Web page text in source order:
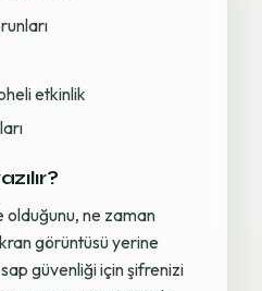
etkinlik
olduğunu, ne zaman
görüntüsü yerine
güvenliği için şifrenizi